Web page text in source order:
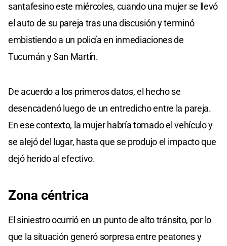
santafesino este miércoles, cuando una mujer se llevó
el auto de su pareja tras una discusión y terminó
embistiendo a un policía en inmediaciones de
Tucumán y San Martín.
De acuerdo a los primeros datos, el hecho se
desencadenó luego de un entredicho entre la pareja.
En ese contexto, la mujer habría tomado el vehículo y
se alejó del lugar, hasta que se produjo el impacto que
dejó herido al efectivo.
Zona céntrica
El siniestro ocurrió en un punto de alto tránsito, por lo
que la situación generó sorpresa entre peatones y